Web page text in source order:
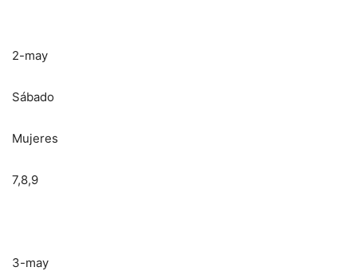
2-may
Sábado
Mujeres
7,8,9
3-may